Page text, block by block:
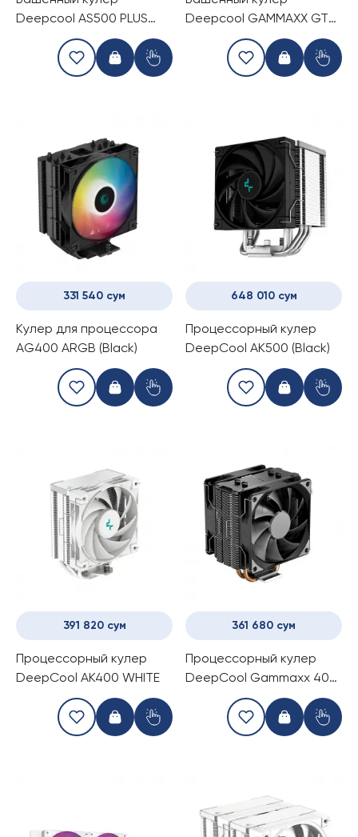
Deepcool AS500 PLUS
Deepcool GAMMAXX GTE
V2 BLACK
331 540 сум
Kулер для процессора
AG400 ARGB (Black)
648 010 сум
Процессорный кулер
DeepCool AK500 (Black)
391 820 сум
Процессорный кулер
DeepCool AK400 WHITE
361 680 сум
Процессорный кулер
DeepCool Gammaxx 400